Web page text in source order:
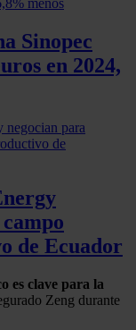
Sinopec
en 2024,
de Ecuador
es clave para la
Zeng durante